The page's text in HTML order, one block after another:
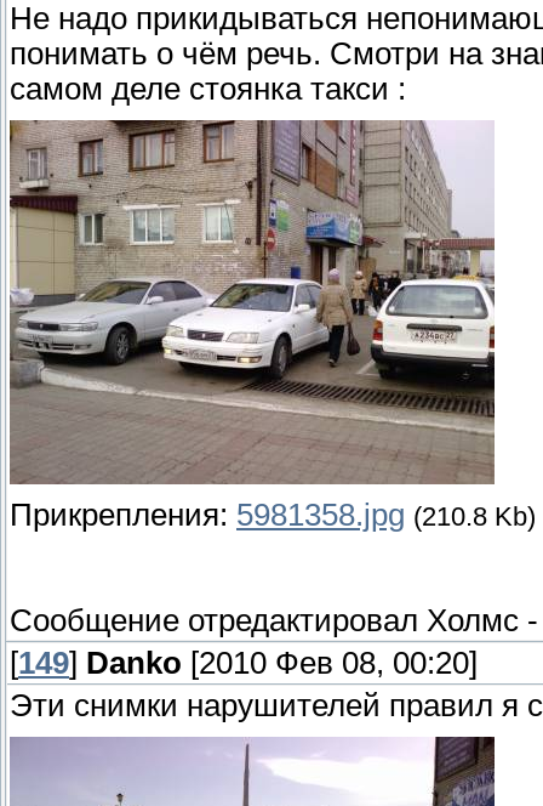
Не надо прикидываться
понимать о чём речь. Смотри на
самом деле стоянка такси :
Прикрепления: 5981358.jpg (210.8 Kb)
Сообщение отредактировал Холмс
[149] Danko [2010 Фев 08, 00:20]
Эти снимки нарушителей правил я